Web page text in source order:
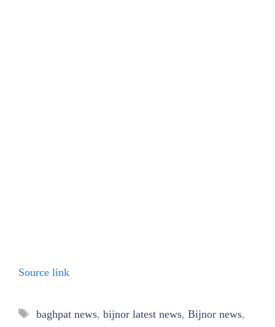
Source link
Tags
baghpat news, bijnor latest news, Bijnor news,